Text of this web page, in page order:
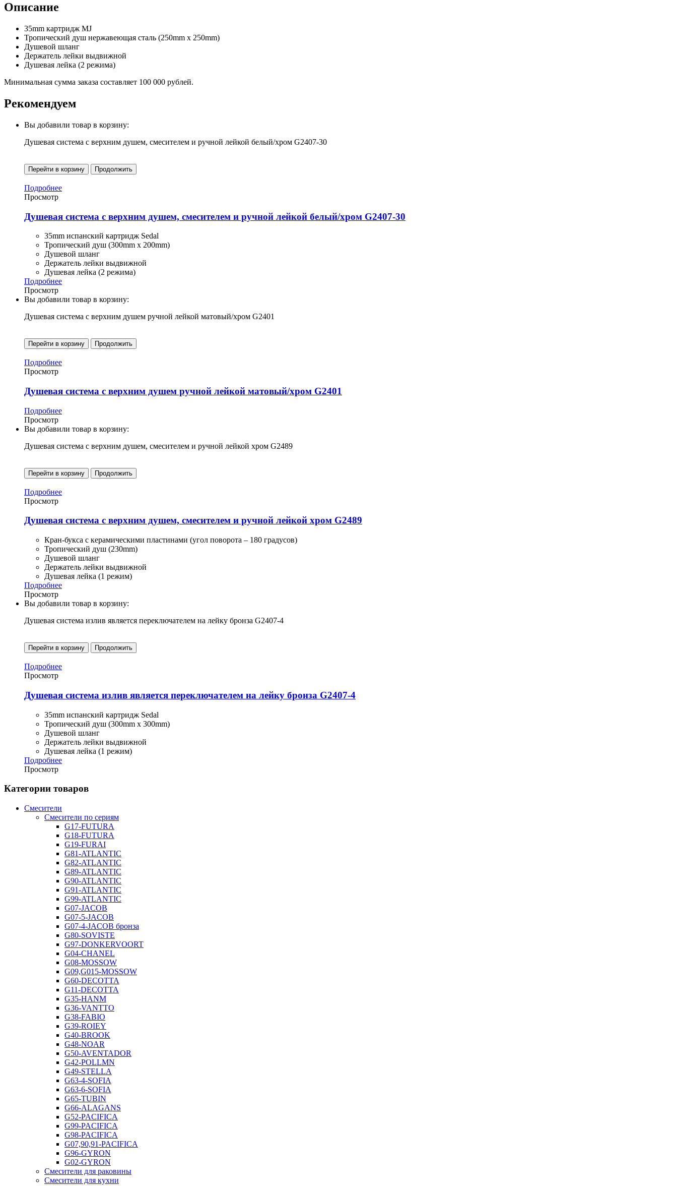
Описание
35mm картридж MJ
Тропический душ нержавеющая сталь (250mm x 250mm)
Душевой шланг
Держатель лейки выдвижной
Душевая лейка (2 режима)
Минимальная сумма заказа составляет 100 000 рублей.
Рекомендуем
Вы добавили товар в корзину:
Душевая система с верхним душем, смесителем и ручной лейкой белый/хром G2407-30
Перейти в корзину Продолжить
Подробнее
Просмотр
Душевая система с верхним душем, смесителем и ручной лейкой белый/хром G2407-30
35mm испанский картридж Sedal
Тропический душ (300mm x 200mm)
Душевой шланг
Держатель лейки выдвижной
Душевая лейка (2 режима)
Подробнее
Просмотр
Вы добавили товар в корзину:
Душевая система с верхним душем ручной лейкой матовый/хром G2401
Перейти в корзину Продолжить
Подробнее
Просмотр
Душевая система с верхним душем ручной лейкой матовый/хром G2401
Подробнее
Просмотр
Вы добавили товар в корзину:
Душевая система с верхним душем, смесителем и ручной лейкой хром G2489
Перейти в корзину Продолжить
Подробнее
Просмотр
Душевая система с верхним душем, смесителем и ручной лейкой хром G2489
Кран-букса с керамическими пластинами (угол поворота – 180 градусов)
Тропический душ (230mm)
Душевой шланг
Держатель лейки выдвижной
Душевая лейка (1 режим)
Подробнее
Просмотр
Вы добавили товар в корзину:
Душевая система излив является переключателем на лейку бронза G2407-4
Перейти в корзину Продолжить
Подробнее
Просмотр
Душевая система излив является переключателем на лейку бронза G2407-4
35mm испанский картридж Sedal
Тропический душ (300mm x 300mm)
Душевой шланг
Держатель лейки выдвижной
Душевая лейка (1 режим)
Подробнее
Просмотр
Категории товаров
Смесители
Смесители по сериям
G17-FUTURA
G18-FUTURA
G19-FURAI
G81-ATLANTIC
G82-ATLANTIC
G89-ATLANTIC
G90-ATLANTIC
G91-ATLANTIC
G99-ATLANTIC
G07-JACOB
G07-5-JACOB
G07-4-JACOB бронза
G80-SOVISTE
G97-DONKERVOORT
G04-CHANEL
G08-MOSSOW
G09,G015-MOSSOW
G60-DECOTTA
G11-DECOTTA
G35-HANM
G36-VANTTO
G38-FABIO
G39-ROIEY
G40-BROOK
G48-NOAR
G50-AVENTADOR
G42-POLLMN
G49-STELLA
G63-4-SOFIA
G63-6-SOFIA
G65-TUBIN
G66-ALAGANS
G52-PACIFICA
G99-PACIFICA
G98-PACIFICA
G07,90,91-PACIFICA
G96-GYRON
G02-GYRON
Смесители для раковины
Смесители для кухни